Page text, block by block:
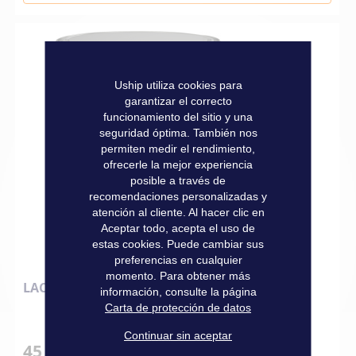
LACA BRILLANTE 750 ML CREMA
Uship utiliza cookies para
garantizar el correcto
funcionamiento del sitio y una
seguridad óptima. También nos
permiten medir el rendimiento,
ofrecerle la mejor experiencia
posible a través de
recomendaciones personalizadas y
atención al cliente. Al hacer clic en
Aceptar todo, acepta el uso de
estas cookies. Puede cambiar sus
preferencias en cualquier
momento. Para obtener más
información, consulte la página
Carta de protección de datos
Continuar sin aceptar